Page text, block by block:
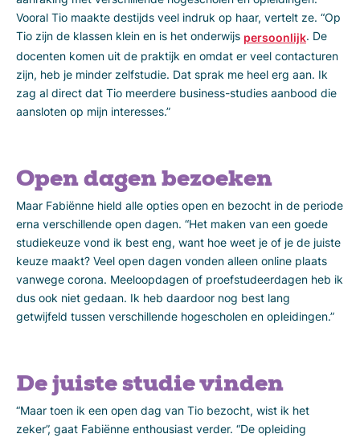
Vooral Tio maakte destijds veel indruk op haar, vertelt ze. “Op
Tio zijn de klassen klein en is het onderwijs persoonlijk. De
docenten komen uit de praktijk en omdat er veel contacturen
zijn, heb je minder zelfstudie. Dat sprak me heel erg aan. Ik
zag al direct dat Tio meerdere business-studies aanbood die
aansloten op mijn interesses.”
Open dagen bezoeken
Maar Fabiënne hield alle opties open en bezocht in de periode
erna verschillende open dagen. “Het maken van een goede
studiekeuze vond ik best eng, want hoe weet je of je de juiste
keuze maakt? Veel open dagen vonden alleen online plaats
vanwege corona. Meeloopdagen of proefstudeerdagen heb ik
dus ook niet gedaan. Ik heb daardoor nog best lang
getwijfeld tussen verschillende hogescholen en opleidingen.”
De juiste studie vinden
“Maar toen ik een open dag van Tio bezocht, wist ik het
zeker”, gaat Fabiënne enthousiast verder. “De opleiding